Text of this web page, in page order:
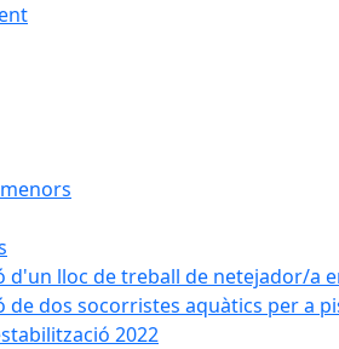
d'un lloc de treball de netejador/a
de dos socorristes aquàtics per a
2022